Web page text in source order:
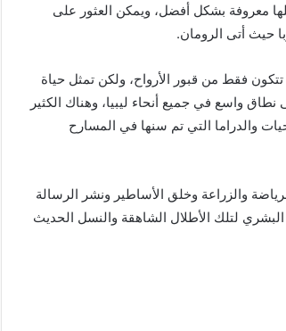
معروفة بشكل أفضل، ويمكن العثور على
حيث أتى الرومان.
فقط من قبور الأرواح، ولكن تمثل حياة
واسع في جميع أنحاء ليبيا، وهناك الكثير
والدراما التي تم سنها في المسارح
والزراعة وخلق الأساطير ونشر الرسالة
لتلك الأطلال الشاهقة والنسل الحديث